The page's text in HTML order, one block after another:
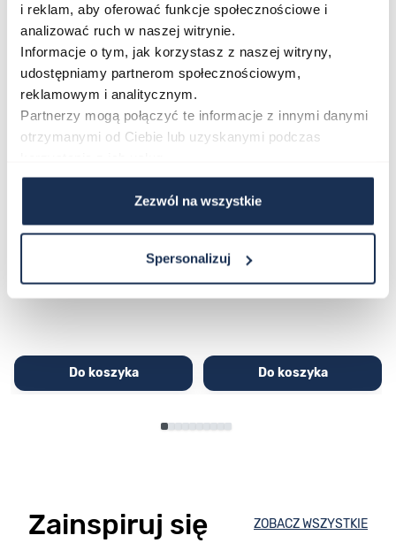
i reklam, aby oferować funkcje społecznościowe i
analizować ruch w naszej witrynie.
Informacje o tym, jak korzystasz z naszej witryny,
udostępniamy partnerom społecznościowym,
reklamowym i analitycznym.
Partnerzy mogą połączyć te informacje z innymi danymi
otrzymanymi od Ciebie lub uzyskanymi podczas
Zezwól na wszystkie
Spersonalizuj
Poruszanie się po elementach karuzeli jest możliwe za pomocą
Naciśnij, aby pominąć karuzelę
Naciśnij, aby przejść do nawigacji karuzeli
1AVEF
251,00 zł279,00 zł
Do koszyka
9DMQYES
296,00 zł329,00 zł
Do koszyka
Zainspiruj się ZOBACZ WSZYSTKIE